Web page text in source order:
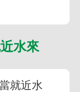
水來
就近水